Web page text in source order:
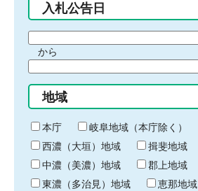
入札公告日
間
始
り
から
間
終
わ
り
地域
本庁
岐阜地域（本庁除く）
西濃（大垣）地域
揖斐地域
中濃（美濃）地域
郡上地域
東濃（多治見）地域
恵那地域